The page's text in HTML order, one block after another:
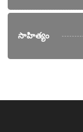
సాహిత్యం